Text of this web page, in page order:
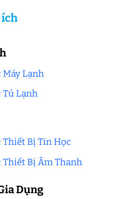
Máy Lạnh
Tủ Lạnh
Thiết Bị Tin Học
Thiết Bị Âm Thanh
Dụng